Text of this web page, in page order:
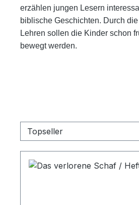
erzählen jungen Lesern
biblische Geschichten. Durch
Lehren sollen die Kinder schon
bewegt werden.